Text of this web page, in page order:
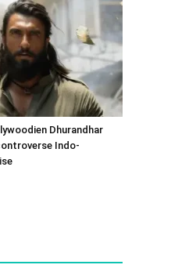
Dhurandhar
Indo-